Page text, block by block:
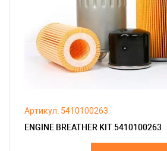
Артикул: 5410100263
ENGINE BREATHER KIT 5410100263